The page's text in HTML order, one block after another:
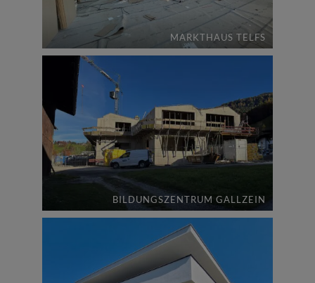
MARKTHAUS TELFS
BILDUNGSZENTRUM GALLZEIN